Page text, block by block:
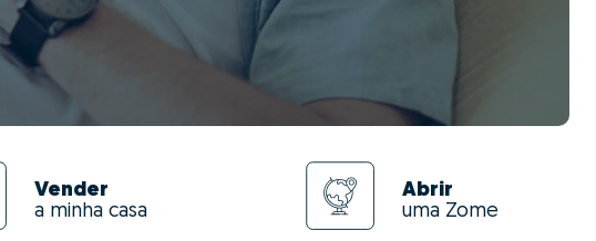
Vender
a minha casa
Abrir
uma Zome